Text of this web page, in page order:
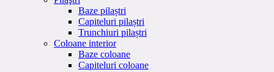
Baze pilaștri
Capiteluri pilaștri
Trunchiuri pilaștri
Coloane interior
Baze coloane
Capiteluri coloane